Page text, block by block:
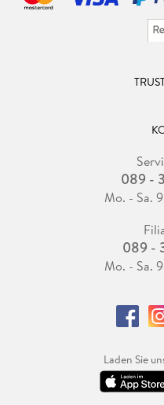
089 -
Mo. - Sa.
089 -
Mo. - Sa.
Laden Sie